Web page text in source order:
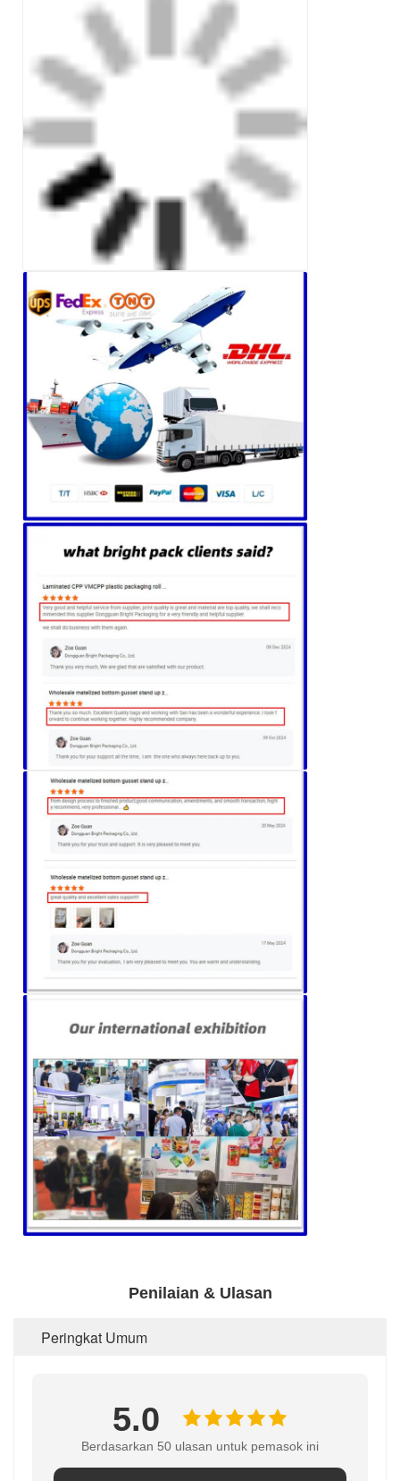
Penilaian & Ulasan
Peringkat Umum
5.0
Berdasarkan 50 ulasan untuk pemasok ini